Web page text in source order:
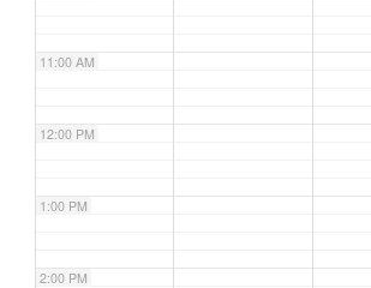
11:00 AM
12:00 PM
1:00 PM
2:00 PM